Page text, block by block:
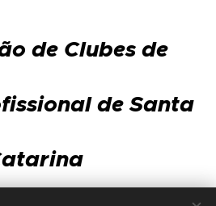
de Clubes de
de Santa